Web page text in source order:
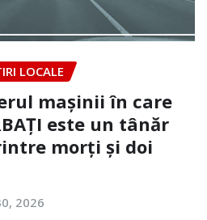
LOCALE
mașinii în care
este un tânăr
morți și doi
2026